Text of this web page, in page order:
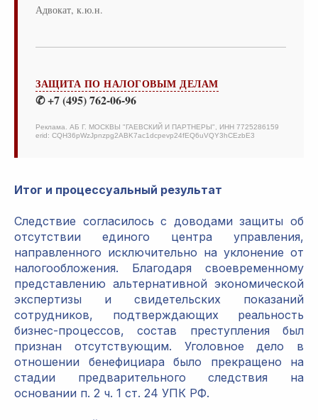
Адвокат, к.ю.н.
ЗАЩИТА ПО НАЛОГОВЫМ ДЕЛАМ
✆ +7 (495) 762-06-96
Реклама. АБ Г. МОСКВЫ "ГАЕВСКИЙ И ПАРТНЕРЫ", ИНН 7725286159
erid: CQH36pWzJpnzpg2ABK7ac1dcpevp24fEQ6uVQY3hCEzbE3
Итог и процессуальный результат
Следствие согласилось с доводами защиты об
отсутствии единого центра управления,
направленного исключительно на уклонение от
налогообложения. Благодаря своевременному
представлению альтернативной экономической
экспертизы и свидетельских показаний
сотрудников, подтверждающих реальность
бизнес-процессов, состав преступления был
признан отсутствующим. Уголовное дело в
отношении бенефициара было прекращено на
стадии предварительного следствия на
основании п. 2 ч. 1 ст. 24 УПК РФ.